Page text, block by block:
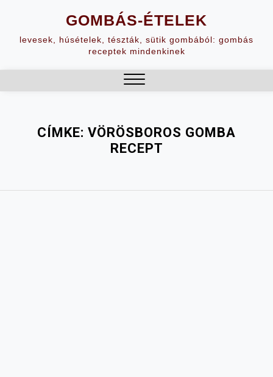
content
GOMBÁS-ÉTELEK
levesek, húsételek, tészták, sütik gombából: gombás
receptek mindenkinek
CÍMKE: VÖRÖSBOROS GOMBA
RECEPT